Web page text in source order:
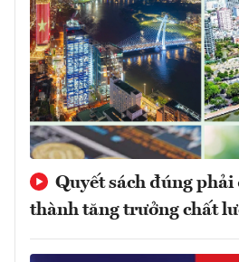
Quyết sách đúng phải
thành tăng trưởng chất